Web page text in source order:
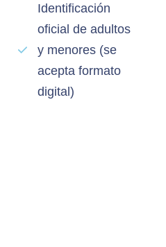
Identificación
oficial de adultos
y menores (se
acepta formato
digital)